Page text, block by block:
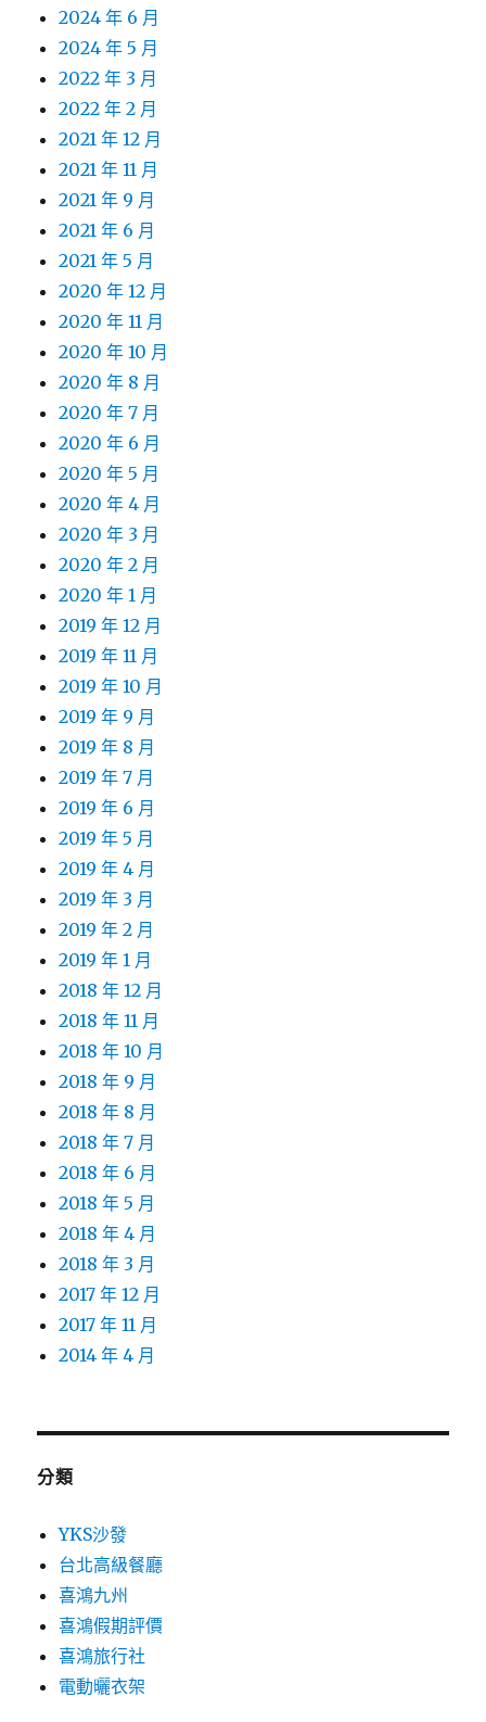
2024 年 6 月
2024 年 5 月
2022 年 3 月
2022 年 2 月
2021 年 12 月
2021 年 11 月
2021 年 9 月
2021 年 6 月
2021 年 5 月
2020 年 12 月
2020 年 11 月
2020 年 10 月
2020 年 8 月
2020 年 7 月
2020 年 6 月
2020 年 5 月
2020 年 4 月
2020 年 3 月
2020 年 2 月
2020 年 1 月
2019 年 12 月
2019 年 11 月
2019 年 10 月
2019 年 9 月
2019 年 8 月
2019 年 7 月
2019 年 6 月
2019 年 5 月
2019 年 4 月
2019 年 3 月
2019 年 2 月
2019 年 1 月
2018 年 12 月
2018 年 11 月
2018 年 10 月
2018 年 9 月
2018 年 8 月
2018 年 7 月
2018 年 6 月
2018 年 5 月
2018 年 4 月
2018 年 3 月
2017 年 12 月
2017 年 11 月
2014 年 4 月
分類
YKS沙發
台北高級餐廳
喜鴻九州
喜鴻假期評價
喜鴻旅行社
電動曬衣架